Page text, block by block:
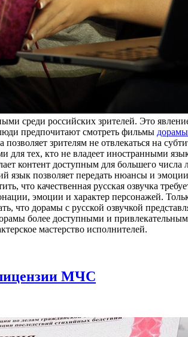
среди российских зрителей. Это
предпочитают смотреть фильмы
позволяет зрителям не отвлекаться на
для тех, кто не владеет иностранными
контент доступным для большего
язык позволяет передать нюансы и
качественная русская озвучка
эмоции и характер персонажей.
дорамы с русской озвучкой
более доступными и
мастерство исполнителей.
лицензии МЧС